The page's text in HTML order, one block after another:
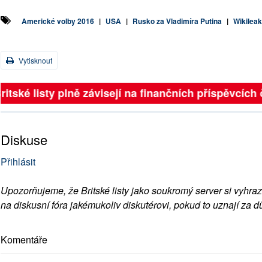
Americké volby 2016 | USA | Rusko za Vladimíra Putina |
Vytisknout
Britské listy plně závisejí na finančních
Diskuse
Přihlásit
Upozorňujeme, že Britské listy jako soukromý server si
na diskusní fóra jakémukoliv diskutérovi, pokud to uznají za
Komentáře